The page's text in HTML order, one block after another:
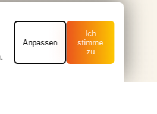
Anpassen
Ich
stimme
zu